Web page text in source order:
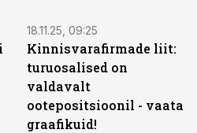
18.11.25, 09:25
Kinnisvarafirmade liit:
turuosalised on
valdavalt
ootepositsioonil - vaata
graafikuid!